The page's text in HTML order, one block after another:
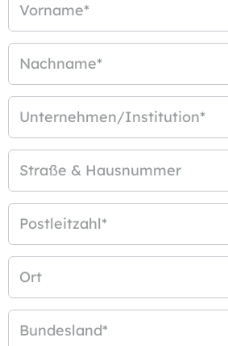
Vorname*
Nachname*
Unternehmen/Institution*
Straße & Hausnummer
Postleitzahl*
Ort
Bundesland*